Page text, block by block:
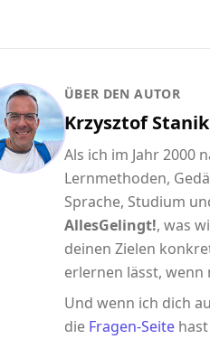
ÜBER DEN AUTOR
Krzysztof Stanik
Als ich im Jahr 2000
Lernmethoden,
Sprache, Studium
AllesGelingt!, was
deinen Zielen
erlernen lässt,
Und wenn ich dich
die Fragen-Seite